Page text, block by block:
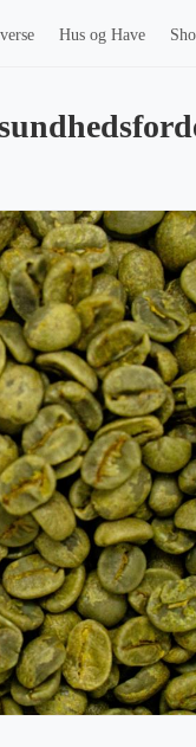
Hus og Have